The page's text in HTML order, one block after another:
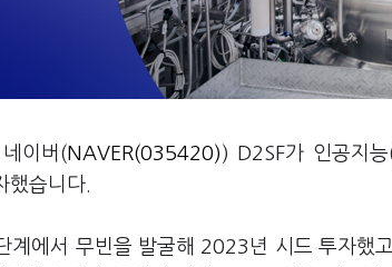
이버( NAVER(035420) ) D2SF가 인공지
했습니다.
계에서 무빈을 발굴해 2023년 시드 투자했